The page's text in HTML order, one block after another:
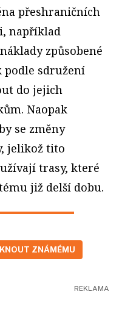
přeshraničních
například
způsobené
podle sdružení
do jejich
Naopak
se změny
jelikož tito
trasy, které
již delší dobu.
ZNÁMÉMU